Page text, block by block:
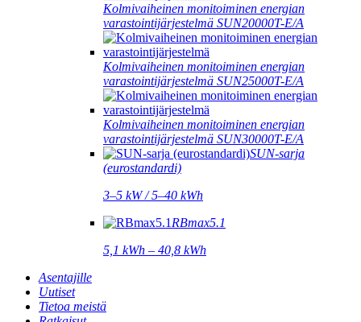
Kolmivaiheinen monitoiminen energian
varastointijärjestelmä SUN20000T-E/A
Kolmivaiheinen monitoiminen energian
varastointijärjestelmä SUN25000T-E/A
Kolmivaiheinen monitoiminen energian
varastointijärjestelmä SUN30000T-E/A
SUN-sarja
(eurostandardi)
3–5 kW / 5–40 kWh
RBmax5.1
5,1 kWh – 40,8 kWh
Asentajille
Uutiset
Tietoa meistä